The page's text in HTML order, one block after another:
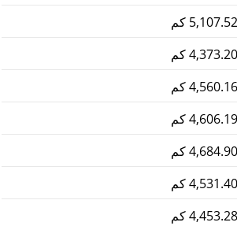
5,107.52 كم
4,373.20 كم
4,560.16 كم
4,606.19 كم
4,684.90 كم
4,531.40 كم
4,453.28 كم